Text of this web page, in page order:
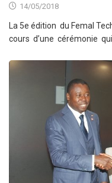
14/05/2018
La 5e édition du Femal
cours d’une cérémonie